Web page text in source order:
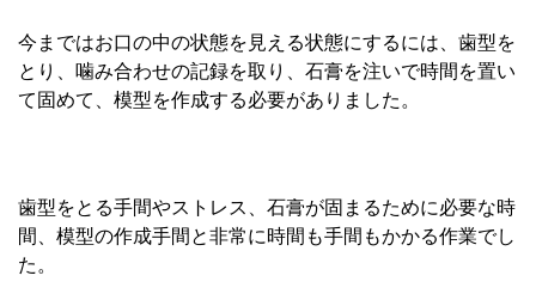
今まではお口の中の状態を見える状態にするには、歯型を
とり、噛み合わせの記録を取り、石膏を注いで時間を置い
て固めて、模型を作成する必要がありました。
歯型をとる手間やストレス、石膏が固まるために必要な時
間、模型の作成手間と非常に時間も手間もかかる作業でし
た。